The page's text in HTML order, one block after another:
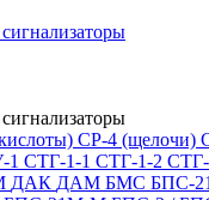
СР-4 (щелочи)
1 СТГ-1-1 СТГ-1-2
ДАК ДАМ БМС БПС-